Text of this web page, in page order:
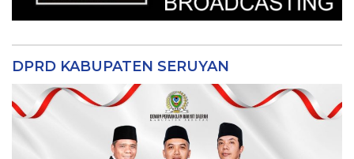
DPRD KABUPATEN SERUYAN